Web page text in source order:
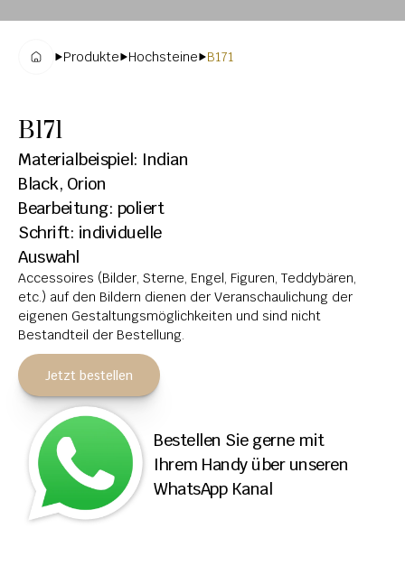
DENKMALE
MAGRADO
KOLUMBARIEN
BREITSTEINE
LIEGESTEINE
URNENANLAGEN
LEUCHTGRABMALE
ACCESSOIRES
KONTAKT
ADRESSEN NIEDERLASSUNGEN
ÖFFNUNGSZEITEN
IMPRESSUM
ÜBER LITHOS
Produkte Hochsteine B171
B171
Materialbeispiel: Indian
Black, Orion
Bearbeitung: poliert
Schrift: individuelle
Auswahl
Accessoires (Bilder, Sterne, Engel, Figuren, Teddybären,
etc.) auf den Bildern dienen der Veranschaulichung der
eigenen Gestaltungsmöglichkeiten und sind nicht
Bestandteil der Bestellung.
Jetzt bestellen
Bestellen Sie gerne mit
Ihrem Handy über unseren
WhatsApp Kanal